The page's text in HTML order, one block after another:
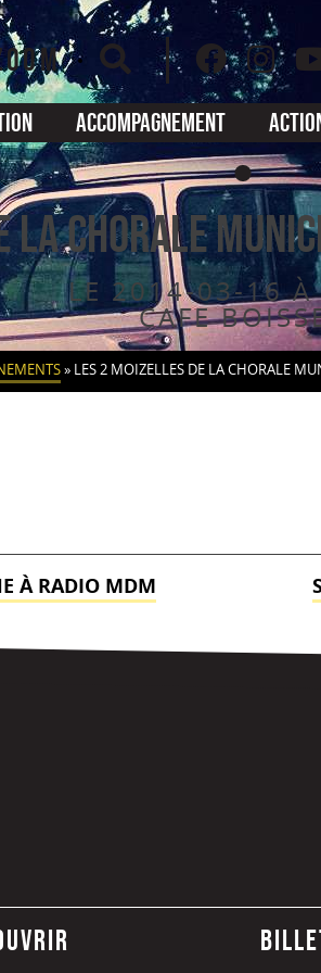
Accompagnement
CHORALE
LE 2014-03-16 À
CAFE
» LES 2 MOIZELLES DE LA CHORALE
À RADIO MDM